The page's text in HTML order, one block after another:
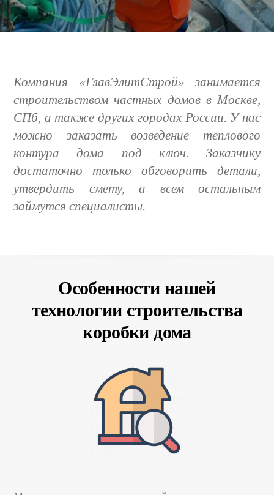
Компания «ГлавЭлитСтрой» занимается
строительством частных домов в Москве,
СПб, а также других городах России. У нас
можно заказать возведение теплового
контура дома под ключ. Заказчику
достаточно только обговорить детали,
утвердить смету, а всем остальным
займутся специалисты.
Особенности нашей
технологии строительства
коробки дома